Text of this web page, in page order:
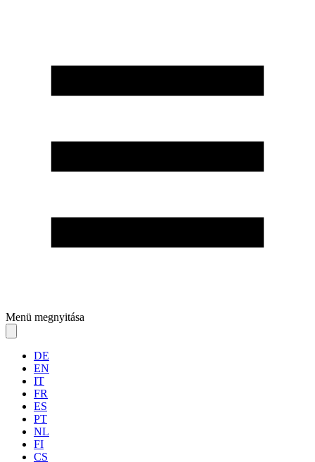
Menü megnyitása
DE
EN
IT
FR
ES
PT
NL
FI
CS